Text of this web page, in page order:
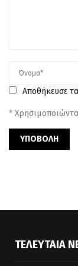
Αποθήκευσε
*
ΤΕΛΕΥΤΑΊΑ